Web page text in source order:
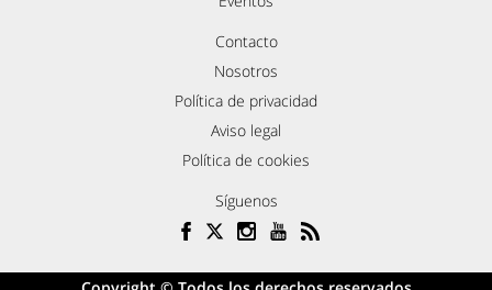
Contacto
Nosotros
Política de privacidad
Aviso legal
Política de cookies
Síguenos